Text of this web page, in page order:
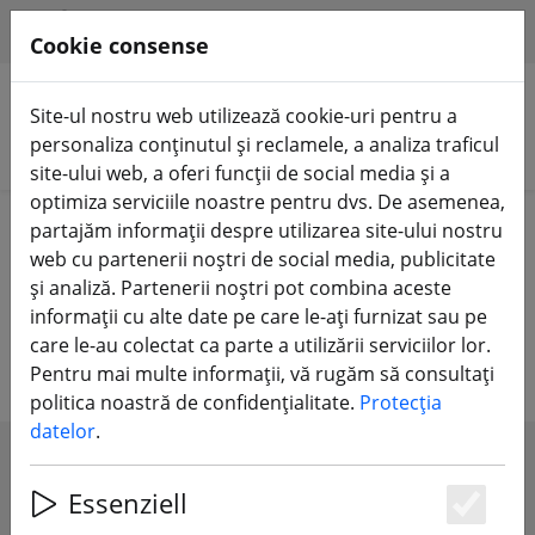
Căutare produse
Home Componente Motoare
Motoare pentru multicoptere FPV
și avioane FPV
SHOW FILTERS
Cookie consense
Site-ul nostru web utilizează cookie-uri pentru a
personaliza conținutul și reclamele, a analiza traficul
site-ului web, a oferi funcții de social media și a
optimiza serviciile noastre pentru dvs. De asemenea,
partajăm informații despre utilizarea site-ului nostru
web cu partenerii noștri de social media, publicitate
și analiză. Partenerii noștri pot combina aceste
informații cu alte date pe care le-ați furnizat sau pe
care le-au colectat ca parte a utilizării serviciilor lor.
Pentru mai multe informații, vă rugăm să consultați
politica noastră de confidențialitate. Protecția
datelor.
Essenziell